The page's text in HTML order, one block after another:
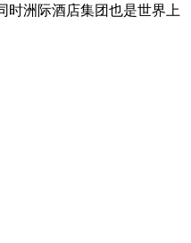
时洲际酒店集团也是世界上